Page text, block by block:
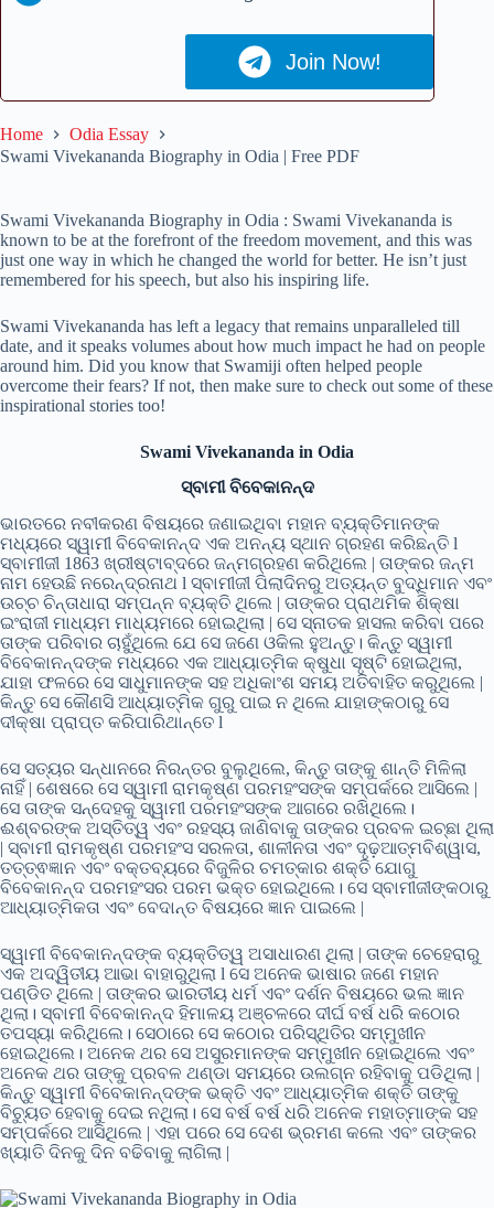
Join Now!
Home
Odia Essay
Swami Vivekananda Biography in Odia | Free PDF
Swami Vivekananda Biography in Odia : Swami Vivekananda is
known to be at the forefront of the freedom movement, and this was
just one way in which he changed the world for better. He isn’t just
remembered for his speech, but also his inspiring life.
Swami Vivekananda has left a legacy that remains unparalleled till
date, and it speaks volumes about how much impact he had on people
around him. Did you know that Swamiji often helped people
overcome their fears? If not, then make sure to check out some of these
inspirational stories too!
Swami Vivekananda in Odia
ସ୍ବାମୀ ବିବେକାନନ୍ଦ
ଭାରତରେ ନବୀକରଣ ବିଷୟରେ ଜଣାଇଥିବା ମହାନ ବ୍ୟକ୍ତିମାନଙ୍କ
ମଧ୍ୟରେ ସ୍ୱାମୀ ବିବେକାନନ୍ଦ ଏକ ଅନନ୍ୟ ସ୍ଥାନ ଗ୍ରହଣ କରିଛନ୍ତି l
ସ୍ବାମୀଜୀ 1863 ଖ୍ରୀଷ୍ଟାବ୍ଦରେ ଜନ୍ମଗ୍ରହଣ କରିଥିଲେ | ତାଙ୍କର ଜନ୍ମ
ନାମ ହେଉଛି ନରେନ୍ଦ୍ରନାଥ l ସ୍ବାମୀଜୀ ପିଲାଦିନରୁ ଅତ୍ୟନ୍ତ ବୁଦ୍ଧିମାନ ଏବଂ
ଉଚ୍ଚ ଚିନ୍ତାଧାରା ସମ୍ପନ୍ନ ବ୍ୟକ୍ତି ଥିଲେ | ତାଙ୍କର ପ୍ରାଥମିକ ଶିକ୍ଷା
ଇଂରାଜୀ ମାଧ୍ୟମ ମାଧ୍ୟମରେ ହୋଇଥିଲା | ସେ ସ୍ନାତକ ହାସଲ କରିବା ପରେ
ତାଙ୍କ ପରିବାର ଚାହୁଁଥିଲେ ଯେ ସେ ଜଣେ ଓକିଲ ହୁଅନ୍ତୁ। କିନ୍ତୁ ସ୍ୱାମୀ
ବିବେକାନନ୍ଦଙ୍କ ମଧ୍ୟରେ ଏକ ଆଧ୍ୟାତ୍ମିକ କ୍ଷୁଧା ସୃଷ୍ଟି ହୋଇଥିଲା,
ଯାହା ଫଳରେ ସେ ସାଧୁମାନଙ୍କ ସହ ଅଧିକାଂଶ ସମୟ ଅତିବାହିତ କରୁଥିଲେ |
କିନ୍ତୁ ସେ କୌଣସି ଆଧ୍ୟାତ୍ମିକ ଗୁରୁ ପାଇ ନ ଥିଲେ ଯାହାଙ୍କଠାରୁ ସେ
ଦୀକ୍ଷା ପ୍ରାପ୍ତ କରିପାରିଥାନ୍ତେ l
ସେ ସତ୍ୟର ସନ୍ଧାନରେ ନିରନ୍ତର ବୁଲୁଥିଲେ, କିନ୍ତୁ ତାଙ୍କୁ ଶାନ୍ତି ମିଳିଲା
ନାହିଁ | ଶେଷରେ ସେ ସ୍ୱାମୀ ରାମକୃଷ୍ଣ ପରମହଂସଙ୍କ ସମ୍ପର୍କରେ ଆସିଲେ |
ସେ ତାଙ୍କ ସନ୍ଦେହକୁ ସ୍ୱାମୀ ପରମହଂସଙ୍କ ଆଗରେ ରଖିଥିଲେ।
ଈଶ୍ବରଙ୍କ ଅସ୍ତିତ୍ୱ ଏବଂ ରହସ୍ୟ ଜାଣିବାକୁ ତାଙ୍କର ପ୍ରବଳ ଇଚ୍ଛା ଥିଲା
| ସ୍ବାମୀ ରାମକୃଷ୍ଣ ପରମହଂସ ସରଳତା, ଶାଳୀନତା ଏବଂ ଦୃଢ଼ଆତ୍ମବିଶ୍ୱାସ,
ତତ୍ତ୍ଵଜ୍ଞାନ ଏବଂ ବକ୍ତବ୍ୟରେ ବିଜୁଳିର ଚମତ୍କାର ଶକ୍ତି ଯୋଗୁ
ବିବେକାନନ୍ଦ ପରମହଂସର ପରମ ଭକ୍ତ ହୋଇଥିଲେ। ସେ ସ୍ବାମୀଜୀଙ୍କଠାରୁ
ଆଧ୍ୟାତ୍ମିକତା ଏବଂ ବେଦାନ୍ତ ବିଷୟରେ ଜ୍ଞାନ ପାଇଲେ |
ସ୍ୱାମୀ ବିବେକାନନ୍ଦଙ୍କ ବ୍ୟକ୍ତିତ୍ୱ ଅସାଧାରଣ ଥିଲା | ତାଙ୍କ ଚେହେରାରୁ
ଏକ ଅଦ୍ୱିତୀୟ ଆଭା ବାହାରୁଥିଲା l ସେ ଅନେକ ଭାଷାର ଜଣେ ମହାନ
ପଣ୍ଡିତ ଥିଲେ | ତାଙ୍କର ଭାରତୀୟ ଧର୍ମ ଏବଂ ଦର୍ଶନ ବିଷୟରେ ଭଲ ଜ୍ଞାନ
ଥିଲା। ସ୍ବାମୀ ବିବେକାନନ୍ଦ ହିମାଳୟ ଅଞ୍ଚଳରେ ଦୀର୍ଘ ବର୍ଷ ଧରି କଠୋର
ତପସ୍ୟା କରିଥିଲେ। ସେଠାରେ ସେ କଠୋର ପରିସ୍ଥିତିର ସମ୍ମୁଖୀନ
ହୋଇଥିଲେ। ଅନେକ ଥର ସେ ଅସୁରମାନଙ୍କ ସମ୍ମୁଖୀନ ହୋଇଥିଲେ ଏବଂ
ଅନେକ ଥର ତାଙ୍କୁ ପ୍ରବଳ ଥଣ୍ଡା ସମୟରେ ଉଲଗ୍ନ ରହିବାକୁ ପଡିଥିଲା |
କିନ୍ତୁ ସ୍ୱାମୀ ବିବେକାନନ୍ଦଙ୍କ ଭକ୍ତି ଏବଂ ଆଧ୍ୟାତ୍ମିକ ଶକ୍ତି ତାଙ୍କୁ
ବିଚ୍ୟୁତ ହେବାକୁ ଦେଇ ନଥିଲା। ସେ ବର୍ଷ ବର୍ଷ ଧରି ଅନେକ ମହାତ୍ମାଙ୍କ ସହ
ସମ୍ପର୍କରେ ଆସିଥିଲେ | ଏହା ପରେ ସେ ଦେଶ ଭ୍ରମଣ କଲେ ଏବଂ ତାଙ୍କର
ଖ୍ୟାତି ଦିନକୁ ଦିନ ବଢିବାକୁ ଲାଗିଲା |